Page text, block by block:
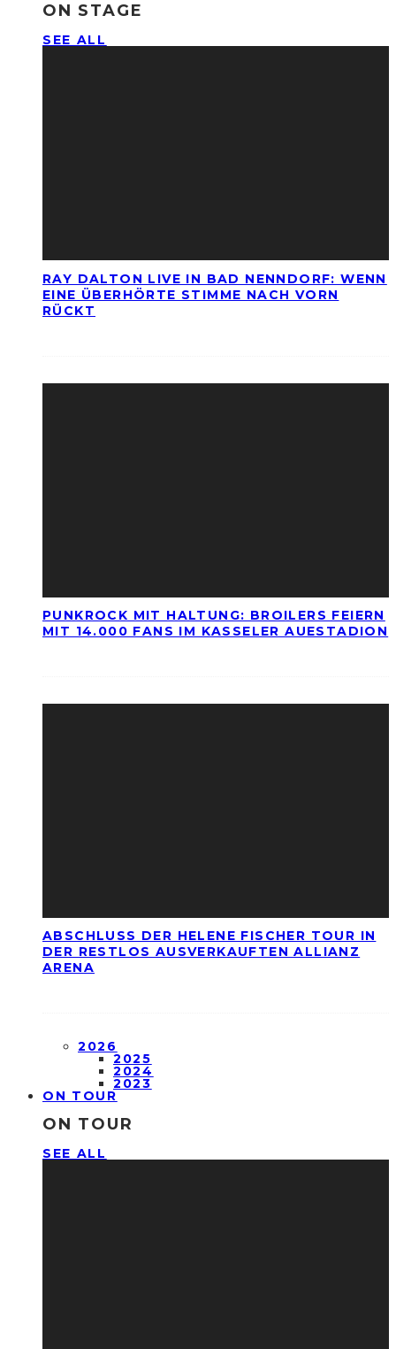
ON STAGE
SEE ALL
RAY DALTON LIVE IN BAD NENNDORF: WENN
EINE ÜBERHÖRTE STIMME NACH VORN
RÜCKT
PUNKROCK MIT HALTUNG: BROILERS FEIERN
MIT 14.000 FANS IM KASSELER AUESTADION
ABSCHLUSS DER HELENE FISCHER TOUR IN
DER RESTLOS AUSVERKAUFTEN ALLIANZ
ARENA
2026
2025
2024
2023
ON TOUR
ON TOUR
SEE ALL